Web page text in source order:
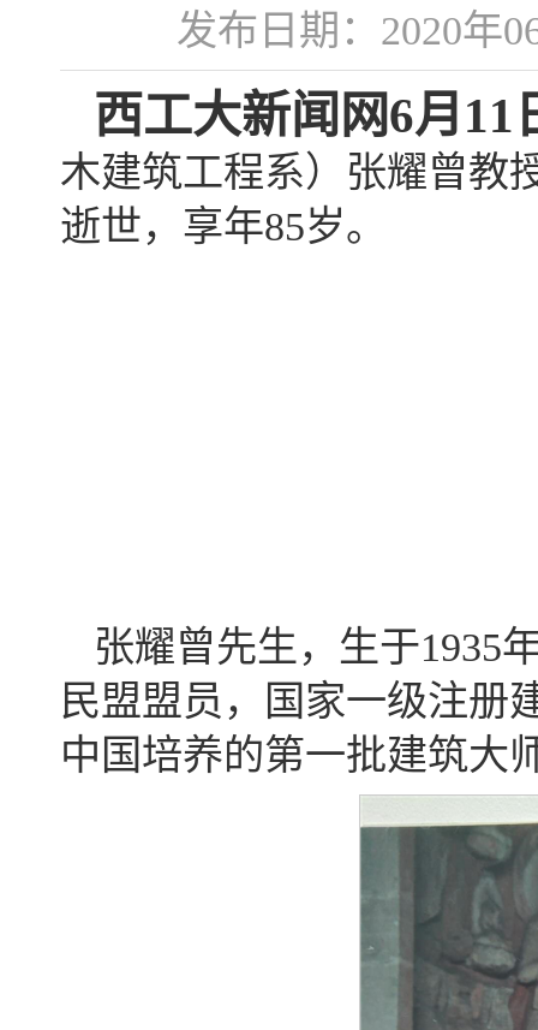
发布日期：2020
西工大新闻网6月11
木建筑工程系）张耀曾教
逝世，享年85岁。
张耀曾先生，生于1935
民盟盟员，国家一级注册
中国培养的第一批建筑大